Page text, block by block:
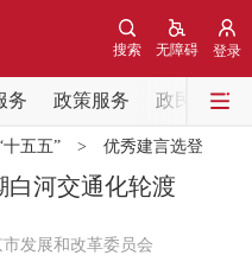
登录
无障碍
搜索
务 政策服务 政民互动
息 中央部委动态
十五五”> 优秀建言选登
白河交通化轮渡
发展和改革委员会